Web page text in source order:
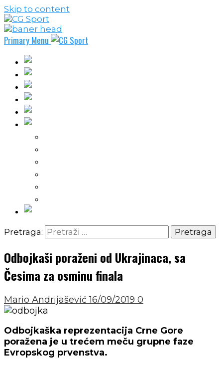
Skip to content
Primary Menu
Pretraga:
Odbojkaši poraženi od Ukrajinaca, sa
Česima za osminu finala
Mario Andrijašević16/09/2019 0
Odbojkaška reprezentacija Crne Gore
poražena je u trećem meču grupne faze
Evropskog prvenstva.